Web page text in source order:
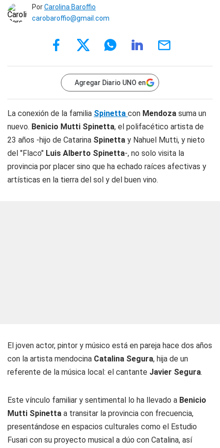
PorCarolina Baroffio
carobaroffio@gmail.com
Agregar Diario UNO en
La conexión de la familia Spinetta con Mendoza suma un
nuevo. Benicio Mutti Spinetta, el polifacético artista de
23 años -hijo de Catarina Spinetta y Nahuel Mutti, y nieto
del "Flaco" Luis Alberto Spinetta-, no solo visita la
provincia por placer sino que ha echado raíces afectivas y
artísticas en la tierra del sol y del buen vino.
El joven actor, pintor y músico está en pareja hace dos años
con la artista mendocina Catalina Segura, hija de un
referente de la música local: el cantante Javier Segura.
Este vínculo familiar y sentimental lo ha llevado a Benicio
Mutti Spinetta a transitar la provincia con frecuencia,
presentándose en espacios culturales como el Estudio
Fusari con su proyecto musical a dúo con Catalina, así